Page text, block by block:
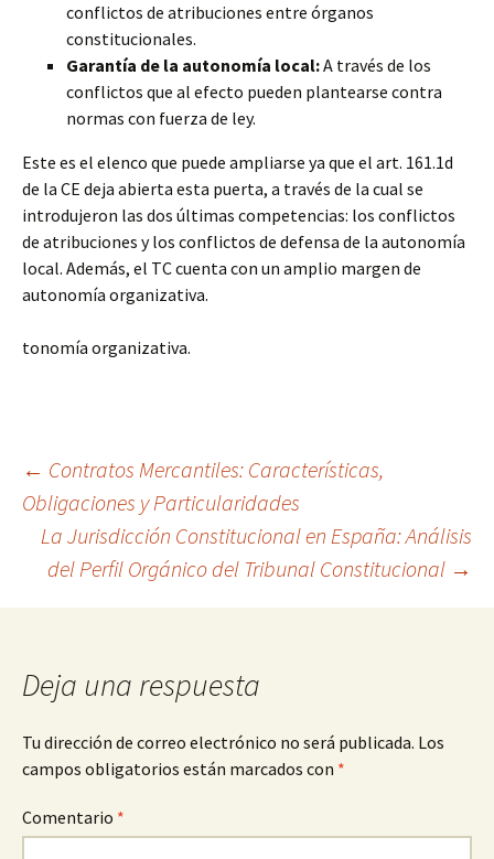
conflictos de atribuciones entre órganos
constitucionales.
Garantía de la autonomía local:A través de los
conflictos que al efecto pueden plantearse contra
normas con fuerza de ley.
Este es el elenco que puede ampliarse ya que el art. 161.1d
de la CE deja abierta esta puerta, a través de la cual se
introdujeron las dos últimas competencias: los conflictos
de atribuciones y los conflictos de defensa de la autonomía
local. Además, el TC cuenta con un amplio margen de
autonomía organizativa.
tonomía organizativa.
Navegación
de
entradas
← Contratos Mercantiles: Características,
Obligaciones y Particularidades
La Jurisdicción Constitucional en España: Análisis
del Perfil Orgánico del Tribunal Constitucional →
Deja una respuesta
Tu dirección de correo electrónico no será publicada. Los
campos obligatorios están marcados con *
Comentario *